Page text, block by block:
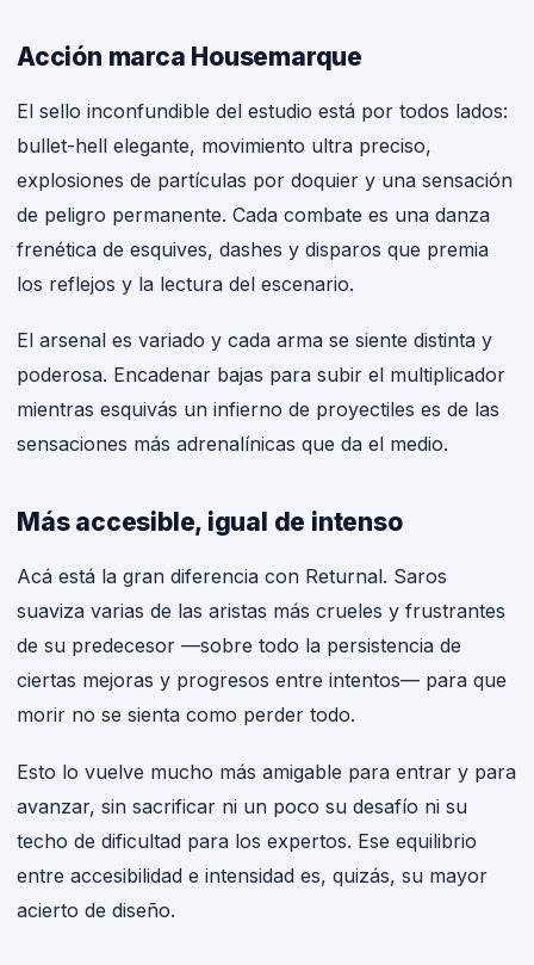
Acción marca Housemarque
El sello inconfundible del estudio está por todos lados:
bullet-hell elegante, movimiento ultra preciso,
explosiones de partículas por doquier y una sensación
de peligro permanente. Cada combate es una danza
frenética de esquives, dashes y disparos que premia
los reflejos y la lectura del escenario.
El arsenal es variado y cada arma se siente distinta y
poderosa. Encadenar bajas para subir el multiplicador
mientras esquivás un infierno de proyectiles es de las
sensaciones más adrenalínicas que da el medio.
Más accesible, igual de intenso
Acá está la gran diferencia con Returnal. Saros
suaviza varias de las aristas más crueles y frustrantes
de su predecesor —sobre todo la persistencia de
ciertas mejoras y progresos entre intentos— para que
morir no se sienta como perder todo.
Esto lo vuelve mucho más amigable para entrar y para
avanzar, sin sacrificar ni un poco su desafío ni su
techo de dificultad para los expertos. Ese equilibrio
entre accesibilidad e intensidad es, quizás, su mayor
acierto de diseño.